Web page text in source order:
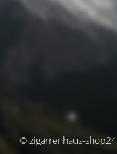
© zigarrenhaus-shop24